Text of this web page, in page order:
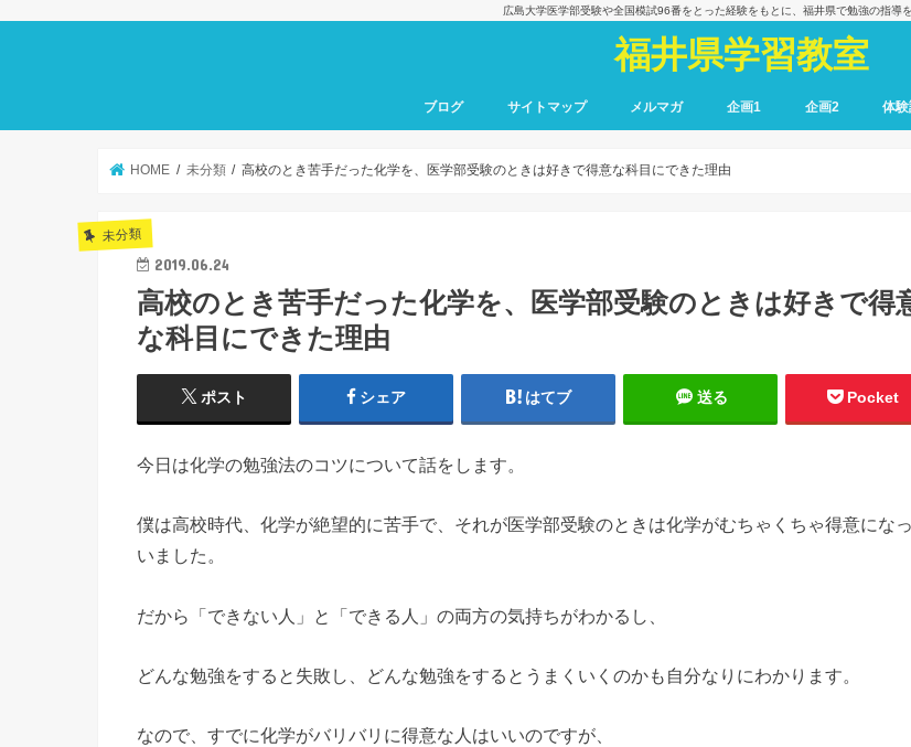
広島大学医学部受験や全国模試96番をとった経験をもとに、福井県で勉強の指導を
福井県学習教室
ブログ サイトマップ メルマガ 企画1 企画2 体
HOME 未分類 高校のとき苦手だった化学を、医学部受験のときは好きで得意な科目にできた理由
未分類
2019.06.24
高校のとき苦手だった化学を、医学部受験のときは好きで得
な科目にできた理由
ポスト シェア はてブ 送る Pocket
今日は化学の勉強法のコツについて話をします。
僕は高校時代、化学が絶望的に苦手で、それが医学部受験のときは化学がむちゃくちゃ得意にな
いました。
だから「できない人」と「できる人」の両方の気持ちがわかるし、
どんな勉強をすると失敗し、どんな勉強をするとうまくいくのかも自分なりにわかります。
なので、すでに化学がバリバリに得意な人はいいのですが、